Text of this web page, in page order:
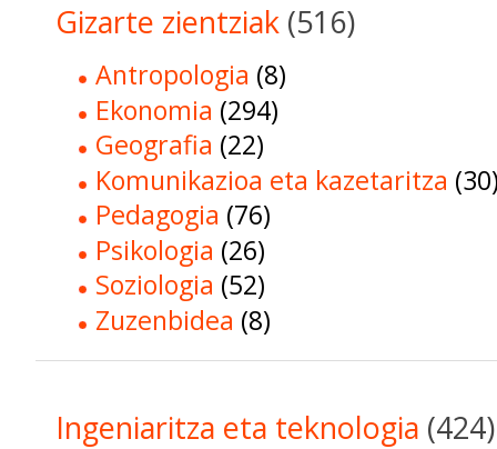
Gizarte zientziak (516)
Antropologia (8)
Ekonomia (294)
Geografia (22)
Komunikazioa eta kazetaritza
Pedagogia (76)
Psikologia (26)
Soziologia (52)
Zuzenbidea (8)
Ingeniaritza eta teknologia (424)